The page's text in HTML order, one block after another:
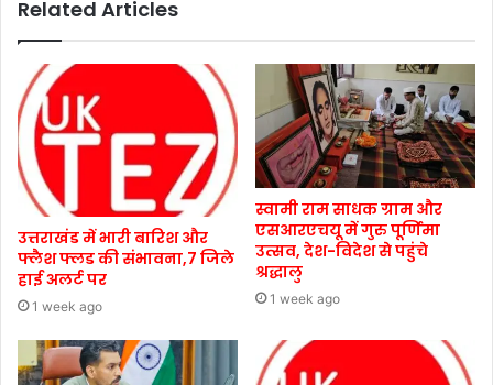
Related Articles
उत्तराखंड में भारी बारिश और
फ्लैश फ्लड की संभावना,7 जिले
हाई अलर्ट पर
1 week ago
स्वामी राम साधक ग्राम और
एसआरएचयू में गुरु पूर्णिमा
उत्सव, देश-विदेश से पहुंचे
श्रद्धालु
1 week ago